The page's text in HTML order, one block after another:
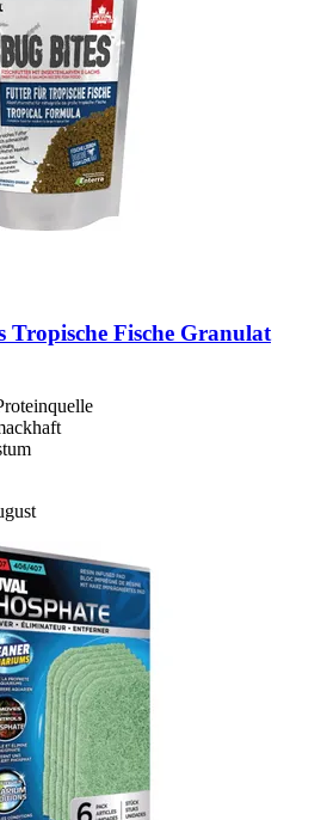
Tropische Fische Granulat